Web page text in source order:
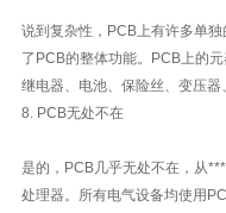
说到复杂性，PCB上有许多单
了PCB的整体功能。PCB上的
继电器、电池、保险丝、变压器
8. PCB无处不在
是的，PCB几乎无处不在，从
处理器。所有电气设备均使用